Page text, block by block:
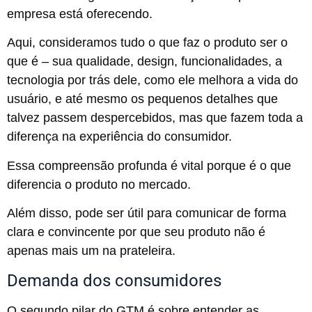
empresa está oferecendo.
Aqui, consideramos tudo o que faz o produto ser o
que é – sua qualidade, design, funcionalidades, a
tecnologia por trás dele, como ele melhora a vida do
usuário, e até mesmo os pequenos detalhes que
talvez passem despercebidos, mas que fazem toda a
diferença na experiência do consumidor.
Essa compreensão profunda é vital porque é o que
diferencia o produto no mercado.
Além disso, pode ser útil para comunicar de forma
clara e convincente por que seu produto não é
apenas mais um na prateleira.
Demanda dos consumidores